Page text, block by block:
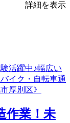
詳細を表示
作業！未